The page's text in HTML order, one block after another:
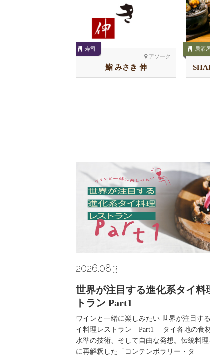
アソーク
寿司
鮨 みさき 伸
居酒屋
2026.08.3
世界が注目する進化系タイ料
トラン Part1
ワインと一緒に楽しみたい 世界が注目す
イ料理レストラン Part1 タイ各地の食
水準の技術、そして自由な発想。伝統料理
に再解釈した「コンテンポラリー・タ